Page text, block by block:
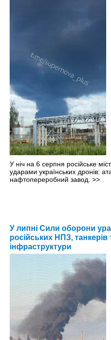
У ніч на 6 серпня російське
ударами українських дронів:
нафтопереробний завод. >>
У липні Сили оборони
російських НПЗ, танкерів
інфраструктури